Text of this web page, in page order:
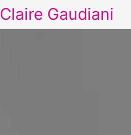
Claire Gaudiani